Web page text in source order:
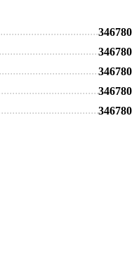
346780
346780
346780
346780
346780